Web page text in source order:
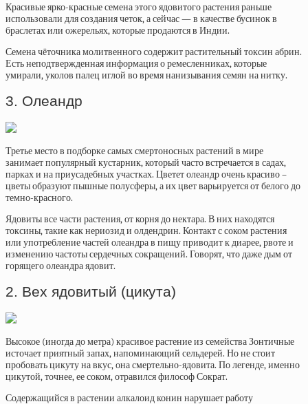
Красивые ярко-красные семена этого ядовитого растения раньше
использовали для создания четок, а сейчас — в качестве бусинок в
браслетах или ожерельях, которые продаются в Индии.
Семена чёточника молитвенного содержит растительный токсин абрин.
Есть неподтвержденная информация о ремесленниках, которые
умирали, уколов палец иглой во время нанизывания семян на нитку.
3. Олеандр
Третье место в подборке самых смертоносных растений в мире
занимает популярный кустарник, который часто встречается в садах,
парках и на приусадебных участках. Цветет олеандр очень красиво –
цветы образуют пышные полусферы, а их цвет варьируется от белого до
темно-красного.
Ядовиты все части растения, от корня до нектара. В них находятся
токсины, такие как нериозид и олдендрин. Контакт с соком растения
или употребление частей олеандра в пищу приводит к диарее, рвоте и
изменению частоты сердечных сокращений. Говорят, что даже дым от
горящего олеандра ядовит.
2. Вех ядовитый (цикута)
Высокое (иногда до метра) красивое растение из семейства Зонтичные
источает приятный запах, напоминающий сельдерей. Но не стоит
пробовать цикуту на вкус, она смертельно-ядовита. По легенде, именно
цикутой, точнее, ее соком, отравился философ Сократ.
Содержащийся в растении алкалоид конин нарушает работу